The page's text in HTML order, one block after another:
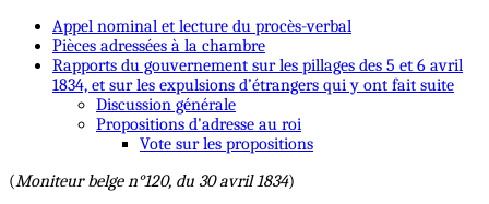
Appel nominal et lecture du procès-verbal
Pièces adressées à la chambre
Rapports du gouvernement sur les pillages des 5 et 6 avril
1834, et sur les expulsions d’étrangers qui y ont fait suite
Discussion générale
Propositions d'adresse au roi
Vote sur les propositions
(Moniteur belge n°120, du 30 avril 1834)